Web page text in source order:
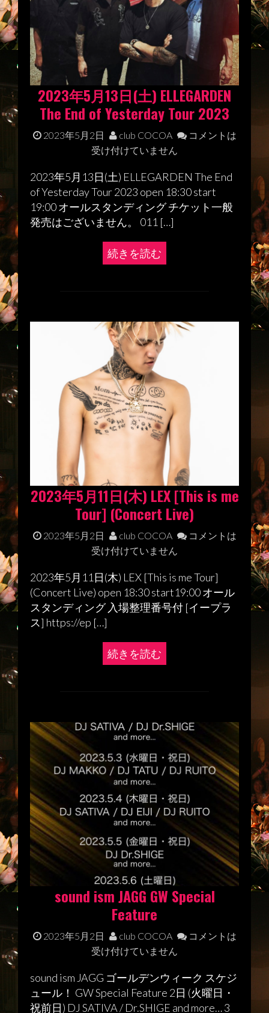
2023年5月13日(土) ELLEGARDEN
The End of Yesterday Tour 2023
2023年5月2日 club COCOA
コメントは
受け付けていません
2023年5月13日(土) ELLEGARDEN The End
of Yesterday Tour 2023 open 18:30 start
19:00 オールスタンディング チケット一般
発売はございません。 011 […]
続きを読む
2023年5月11日(木) LEX [This is me
Tour] (Concert Live)
2023年5月2日 club COCOA
コメントは
受け付けていません
2023年5月11日(木) LEX [This is me Tour]
(Concert Live) open 18:30 start19:00 オール
スタンディング 入場整理番号付 [イープラ
ス] https://ep […]
続きを読む
sound ism JAGG GW Special
Feature
2023年5月2日 club COCOA
コメントは
受け付けていません
sound ism JAGG ゴールデンウィーク スケジ
ュール！ GW Special Feature 2日 (火曜日・
祝前日) DJ SATIVA / Dr.SHIGE and more… 3